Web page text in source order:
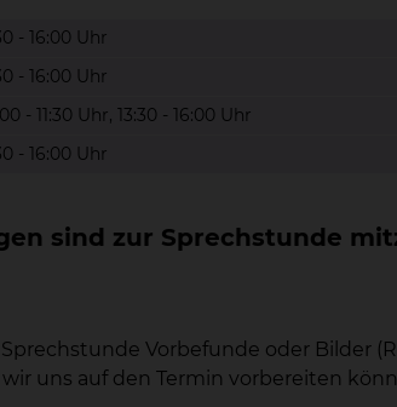
- 16:00 Uhr
- 16:00 Uhr
- 11:30 Uhr, 13:30 - 16:00 Uhr
- 16:00 Uhr
sind zur Sprechstunde
Vorbefunde oder Bilder
uns auf den Termin vorbereiten